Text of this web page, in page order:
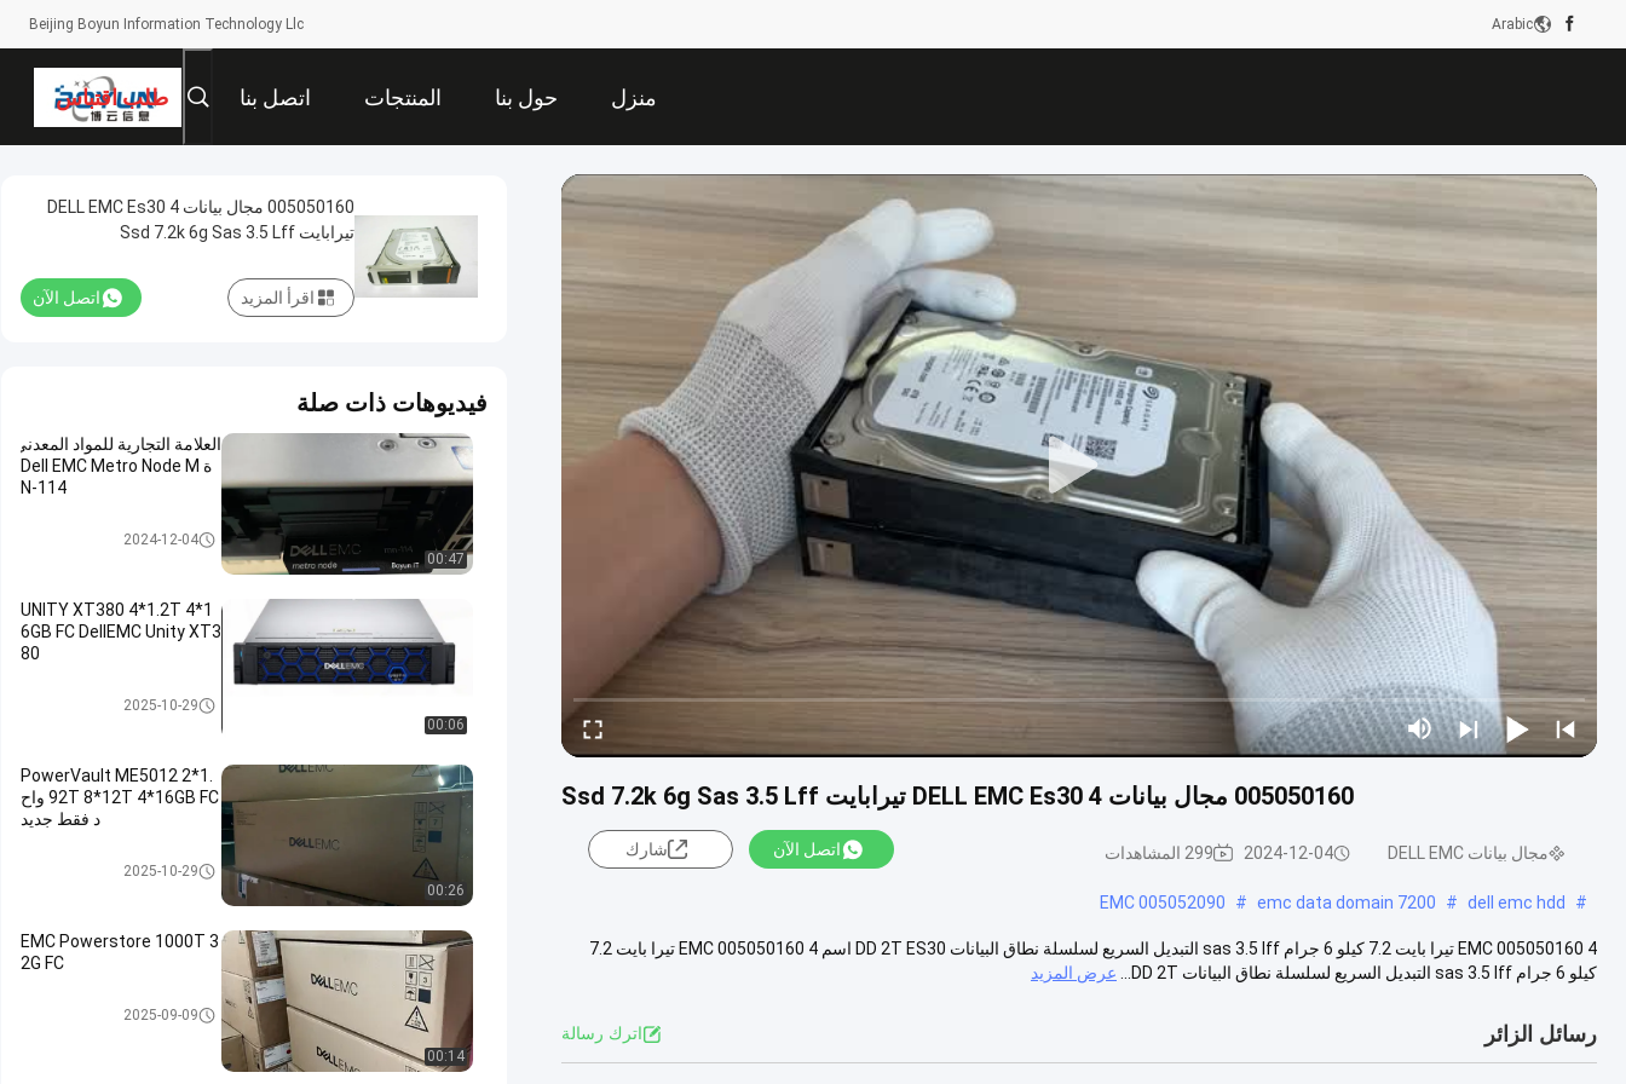
Beijing Boyun Information Technology Llc Arabic
منزل حول بنا المنتجات اتصل بنا طلب اقتباس
005050160 مجال بيانات DELL EMC Es30 4 تيرابايت Ssd 7.2k 6g Sas 3.5 Lff
مجال بيانات DELL EMC 2024-12-04 299 المشاهدات اتصل الآن شارك
#
dell emc hdd
#
emc data domain 7200
#
005052090 EMC
EMC 005050160 4 تيرا بايت 7.2 كيلو 6 جرام sas 3.5 lff التبديل السريع لسلسلة نطاق البيانات DD 2T ES30 اسم EMC 005050160 4 تيرا بايت 7.2
كيلو 6 جرام sas 3.5 lff التبديل السريع لسلسلة نطاق البيانات DD 2T...
عرض المزيد
رسائل الزائر اترك رسالة
005050160 مجال بيانات DELL EMC Es30 4
تيرابايت Ssd 7.2k 6g Sas 3.5 Lff
اتصل الآن اقرأ المزيد
فيديوهات ذات صلة
00:47
العلامة التجارية للمواد المعدني
ة Dell EMC Metro Node M
N-114
مجال بيانات DELL EMC2024-12-04
00:06
UNITY XT380 4*1.2T 4*1
6GB FC DellEMC Unity XT3
80
وحدة تخزين DELL EMC Unity
2025-10-29
00:26
PowerVault ME5012 2*1.
92T 8*12T 4*16GB FC واح
د فقط جديد
وحدة تخزين DELL EMC Unity
2025-10-29
00:14
EMC Powerstore 1000T 3
2G FC
وحدة تخزين DELL EMC Unity
2025-09-09